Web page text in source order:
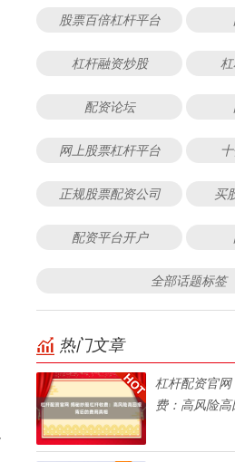
股票百倍杠杆平台
杠杆融资炒股
配资论坛
网上股票杠杆平台
正规股票配资公司 买
配资平台开户
全部话题标签
热门文章
杠杆配资官
费：高风险高